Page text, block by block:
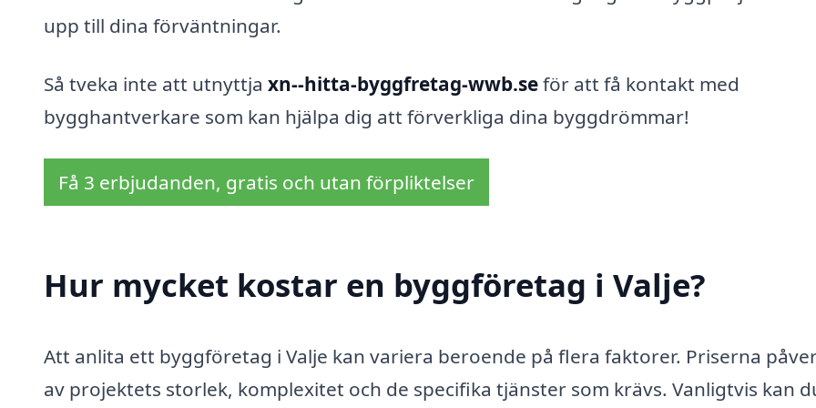
upp till dina förväntningar.
Så tveka inte att utnyttja xn--hitta-byggfretag-wwb.seför att få kontakt med
bygghantverkare som kan hjälpa dig att förverkliga dina byggdrömmar!
Få 3 erbjudanden, gratis och utan förpliktelser
Hur mycket kostar en byggföretag i Valje?
Att anlita ett byggföretag i Valje kan variera beroende på flera faktorer. Priserna
av projektets storlek, komplexitet och de specifika tjänster som krävs. Vanligtvis kan